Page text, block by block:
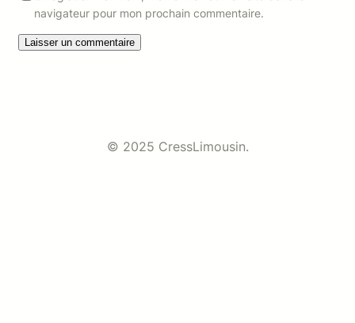
navigateur pour mon prochain commentaire.
© 2025 CressLimousin.